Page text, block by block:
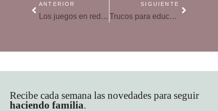
ANTERIOR
Los juegos en red: en línea entre realidad y ficción
SIGUIENTE
Trucos para educar en la voluntad a los niños
Recibe cada semana las novedades para seguir
haciendo familia.